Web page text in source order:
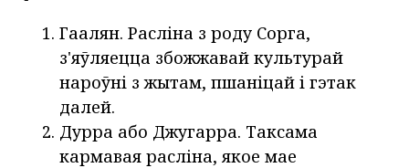
Гаалян. Расліна з роду Сорга,
з'яўляецца збожжавай культурай
нароўні з жытам, пшаніцай і гэтак
далей.
Дурра або Джугарра. Таксама
кармавая расліна, якое мае